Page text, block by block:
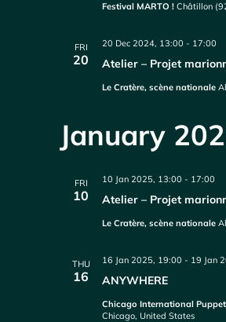
Festival MARTO !Châtillon
FRI
20 Atelier – Projet
20 Dec 2024, 13:00 - 17:00
Le Cratère, scène nationale
January
FRI
10 Atelier – Projet
10 Jan 2025, 13:00 - 17:00
Le Cratère, scène nationale
THU
16 ANYWHERE
16 Jan 2025, 19:00 - 19 Jan
Chicago International
Chicago, United States